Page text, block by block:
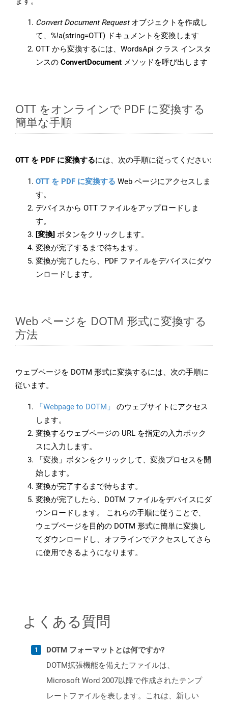
Convert Document Requestオブジェクトを作成し
て、%!a(string=OTT) ドキュメントを変換します
OTT から変換するには、WordsApi クラス インスタ
ンスの ConvertDocument メソッドを呼び出します
OTT をオンラインで PDF に変換する
簡単な手順
OTT を PDF に変換するには、次の手順に従ってください:
OTT を PDF に変換する Web ページにアクセスしま
す。
デバイスから OTT ファイルをアップロードしま
す。
[変換] ボタンをクリックします。
変換が完了するまで待ちます。
変換が完了したら、PDF ファイルをデバイスにダウ
ンロードします。
Web ページを DOTM 形式に変換する
方法
ウェブページを DOTM 形式に変換するには、次の手順に
従います。
「Webpage to DOTM」
のウェブサイトにアクセス
します。
変換するウェブページの URL を指定の入力ボック
スに入力します。
「変換」ボタンをクリックして、変換プロセスを開
始します。
変換が完了するまで待ちます。
変換が完了したら、DOTM ファイルをデバイスにダ
ウンロードします。 これらの手順に従うことで、
ウェブページを目的の DOTM 形式に簡単に変換し
てダウンロードし、オフラインでアクセスしてさら
に使用できるようになります。
よくある質問
DOTM フォーマットとは何ですか?
DOTM拡張機能を備えたファイルは、
Microsoft Word 2007以降で作成されたテンプ
レートファイルを表します。これは、新しい